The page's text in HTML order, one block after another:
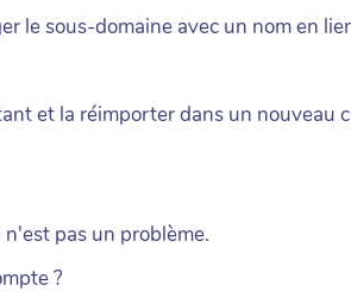
le sous-domaine avec un nom en
et la réimporter dans un nouveau
pas un problème.
?